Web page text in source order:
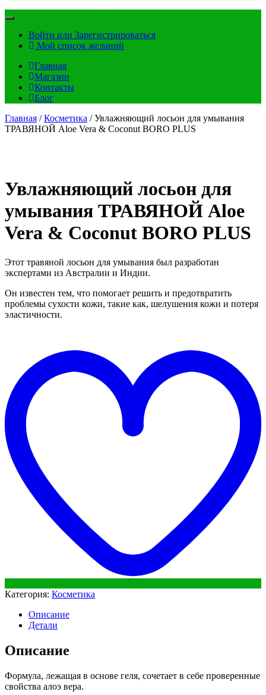
Войти или Зарегистрироваться
Мой список желаний
Главная
Магазин
Контакты
Блог
Главная /Косметика / Увлажняющий лосьон для умывания
ТРАВЯНОЙ Aloe Vera & Coconut BORO PLUS
Увлажняющий лосьон для
умывания ТРАВЯНОЙ Aloe
Vera & Coconut BORO PLUS
Этот травяной лосьон для умывания был разработан
экспертами из Австралии и Индии.
Он известен тем, что помогает решить и предотвратить
проблемы сухости кожи, такие как, шелушения кожи и потеря
эластичности.
Категория: Косметика
Описание
Детали
Описание
Формула, лежащая в основе геля, сочетает в себе проверенные
свойства алоэ вера.